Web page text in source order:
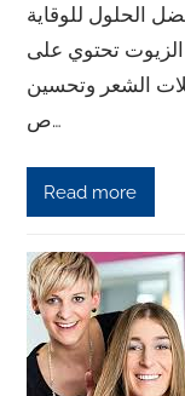
الحلول للوقاية
تحتوي على
الشعر وتحسين
ص…
Read more